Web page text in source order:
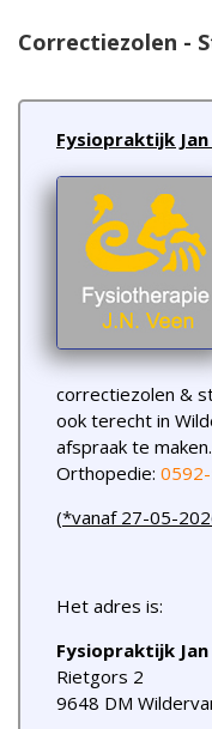
Correctiezolen -
Fysiopraktijk
correctiezolen &
ook terecht in
afspraak te
Orthopedie:
(*vanaf 27-05-
Het adres is:
Fysiopraktijk Jan
Rietgors 2
9648 DM